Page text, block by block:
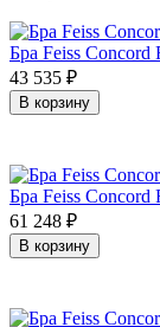
Бра Feiss
43 535 ₽
В корзину
Бра Feiss
61 248 ₽
В корзину